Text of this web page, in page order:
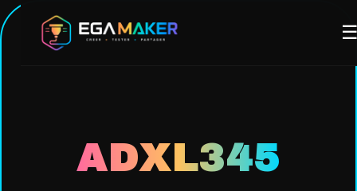
Aller
ADXL345